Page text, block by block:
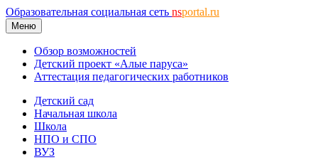
Образовательная социальная сеть nsportal.ru
Меню
Обзор возможностей
Детский проект «Алые паруса»
Аттестация педагогических работников
Детский сад
Начальная школа
Школа
НПО и СПО
ВУЗ